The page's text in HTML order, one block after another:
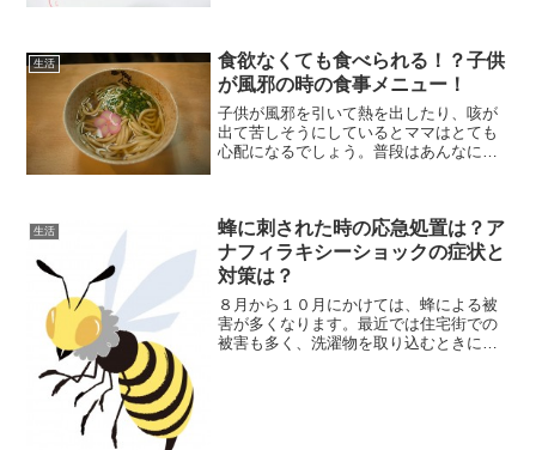
生活
食欲なくても食べられる！？子供
が風邪の時の食事メニュー！
子供が風邪を引いて熱を出したり、咳が
出て苦しそうにしているとママはとても
心配になるでしょう。普段はあんなによ
弱ってしまい、食欲がなく...
生活
蜂に刺された時の応急処置は？ア
ナフィラキシーショックの症状と
対策は？
８月から１０月にかけては、蜂による被
害が多くなります。最近では住宅街での
被害も多く、洗濯物を取り込むときに刺